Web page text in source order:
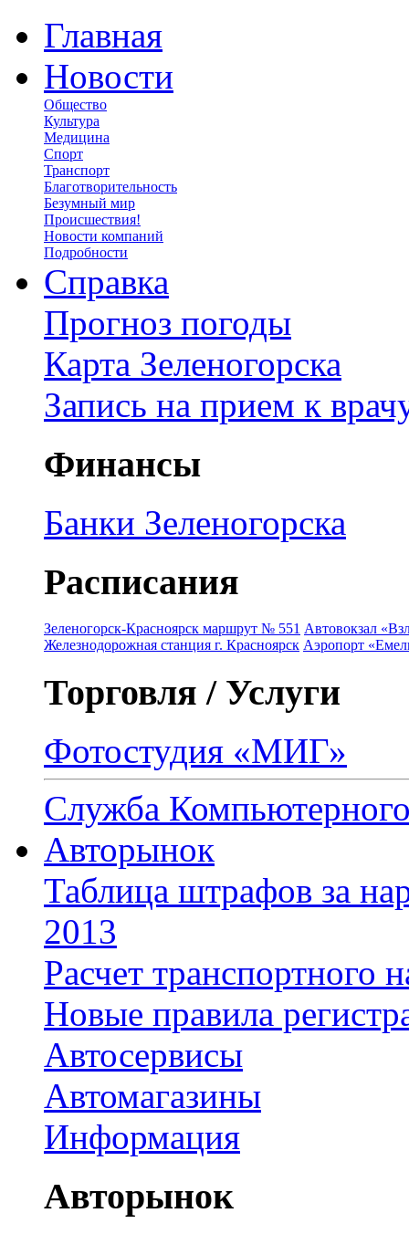
Главная
Новости
Общество
Культура
Медицина
Спорт
Транспорт
Благотворительность
Безумный мир
Происшествия!
Новости компаний
Подробности
Справка
Прогноз погоды
Карта Зеленогорска
Запись на прием к
Финансы
Банки Зеленогорска
Расписания
Зеленогорск-Красноярск маршрут № 551 Автовокзал
Железнодорожная станция г. Красноярск Аэропорт
Торговля / Услуги
Фотостудия «МИГ»
Служба
Авторынок
Таблица штрафов за
2013
Расчет транспортного
Новые правила
Автосервисы
Автомагазины
Информация
Авторынок